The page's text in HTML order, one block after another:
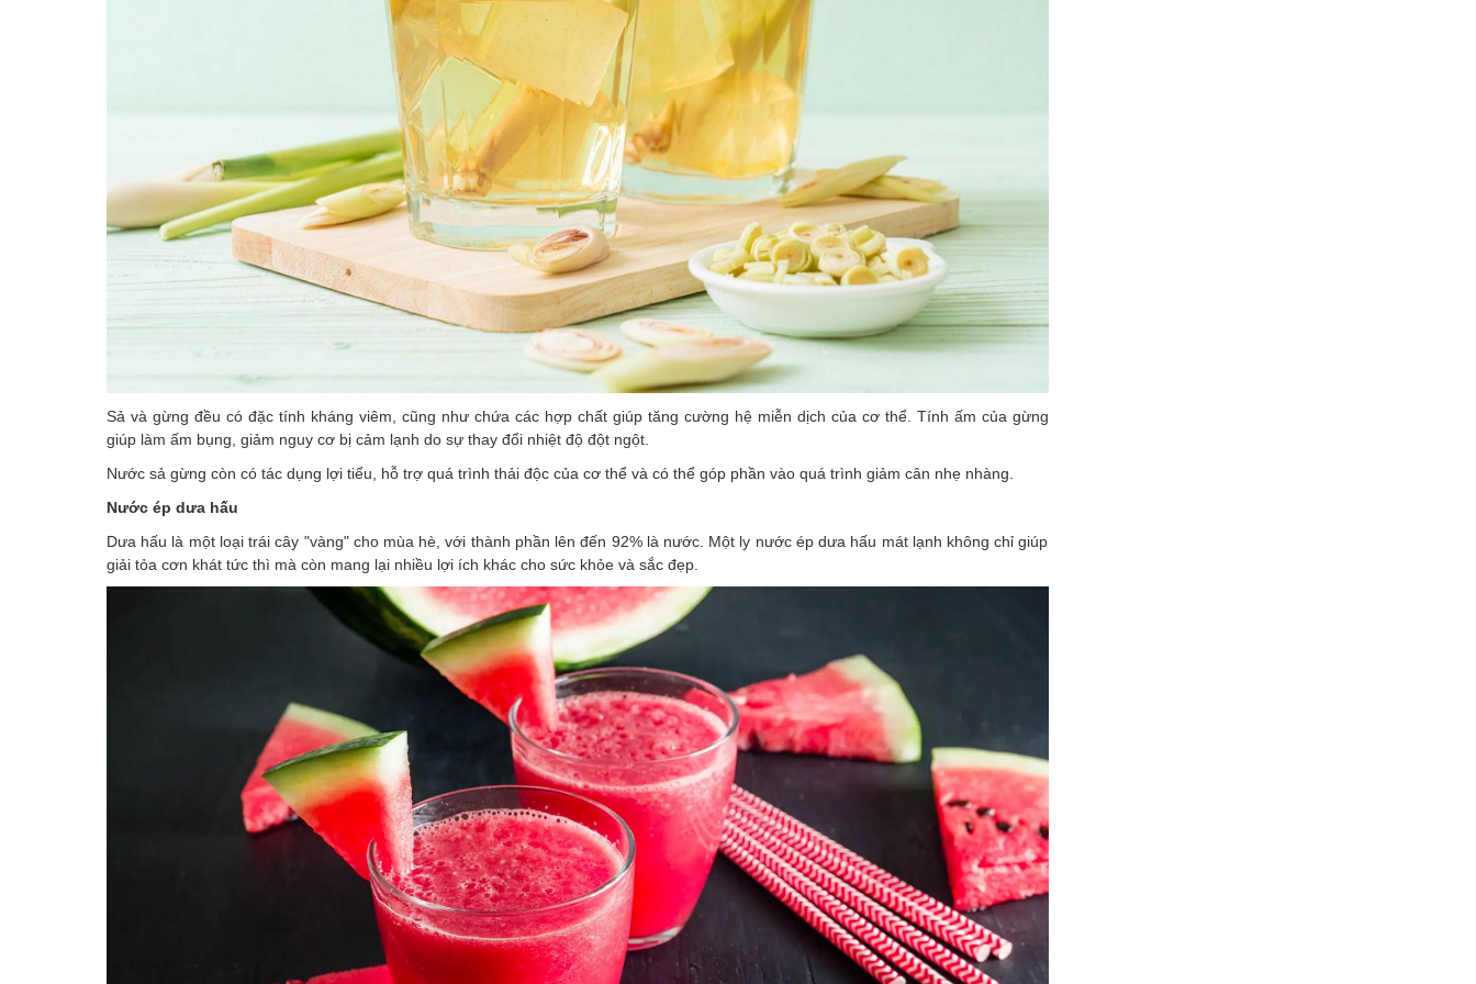
Sả và gừng đều có đặc tính kháng viêm, cũng như chứa các hợp chất giúp tăng cường hệ miễn dịch của cơ thể. Tính ấm của gừng
giúp làm ấm bụng, giảm nguy cơ bị cảm lạnh do sự thay đổi nhiệt độ đột ngột.
Nước sả gừng còn có tác dụng lợi tiểu, hỗ trợ quá trình thải độc của cơ thể và có thể góp phần vào quá trình giảm cân nhẹ nhàng.
Nước ép dưa hấu
Dưa hấu là một loại trái cây "vàng" cho mùa hè, với thành phần lên đến 92% là nước. Một ly nước ép dưa hấu mát lạnh không chỉ giúp
giải tỏa cơn khát tức thì mà còn mang lại nhiều lợi ích khác cho sức khỏe và sắc đẹp.